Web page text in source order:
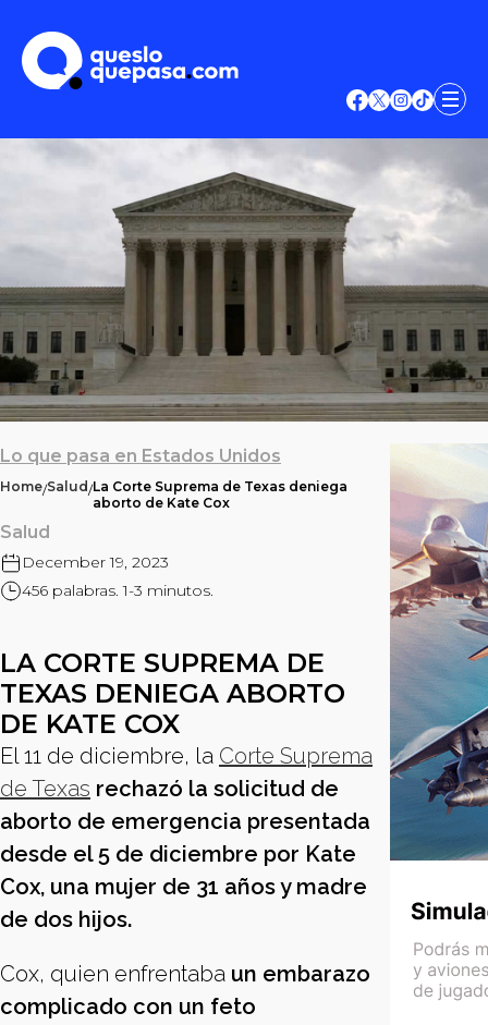
Lo que pasa en Estados Unidos
Home/Salud/La Corte Suprema de Texas deniega
aborto de Kate Cox
Salud
December 19, 2023
456 palabras. 1-3 minutos.
LA CORTE SUPREMA DE
TEXAS DENIEGA ABORTO
DE KATE COX
El 11 de diciembre, la Corte Suprema
de Texas rechazó la solicitud de
aborto de emergencia presentada
desde el 5 de diciembre por Kate
Cox, una mujer de 31 años y madre
de dos hijos.
Cox, quien enfrentaba un embarazo
complicado con un feto